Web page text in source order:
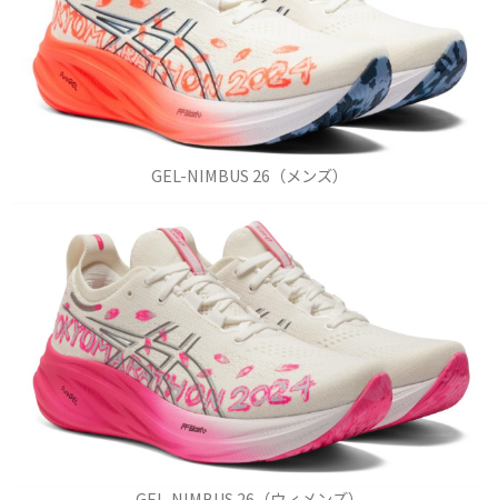
GEL-NIMBUS 26（メンズ）